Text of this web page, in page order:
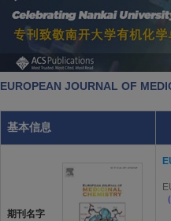
EUROPEAN JOURNAL OF
基本信息
期刊名字